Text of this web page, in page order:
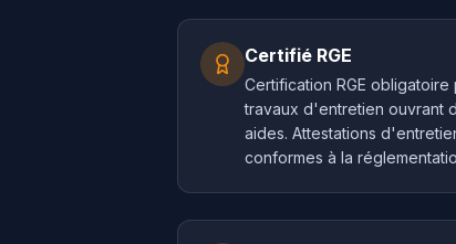
Certifié RGE
Certification RGE obligatoire
travaux d'entretien ouvrant
aides. Attestations
conformes à la